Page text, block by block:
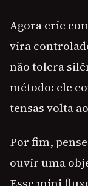
Agora crie
vira
não tolera
método: ele
tensas volta
Por fim,
ouvir uma